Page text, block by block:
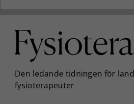
innehållet